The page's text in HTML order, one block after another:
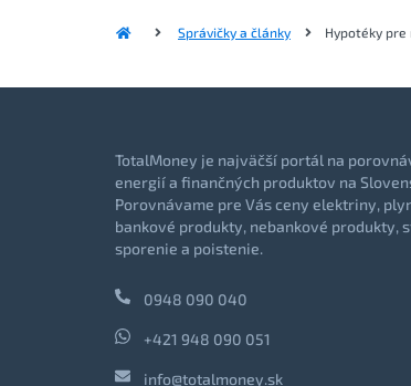
Správičky a články Hypotéky pre
TotalMoney je najväčší portál na
energií a finančných produktov na
Porovnávame pre Vás ceny elektriny,
bankové produkty, nebankové produkty,
sporenie a poistenie.
0948 090 040
+421 948 090 051
info@totalmoney.sk